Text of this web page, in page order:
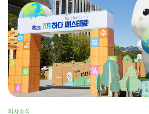
회사소식